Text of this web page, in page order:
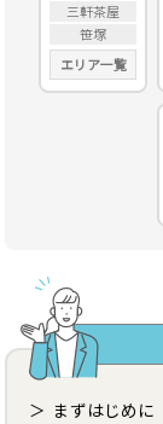
三軒茶屋
笹塚
エリア一覧
まずはじめに